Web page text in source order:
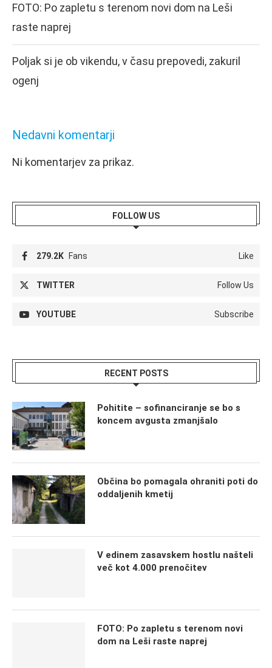
FOTO: Po zapletu s terenom novi dom na Leši
raste naprej
Poljak si je ob vikendu, v času prepovedi, zakuril
ogenj
Nedavni komentarji
Ni komentarjev za prikaz.
FOLLOW US
279.2K Fans Like
TWITTER Follow Us
YOUTUBE Subscribe
RECENT POSTS
Pohitite – sofinanciranje se bo s
koncem avgusta zmanjšalo
Občina bo pomagala ohraniti poti do
oddaljenih kmetij
V edinem zasavskem hostlu našteli
več kot 4.000 prenočitev
FOTO: Po zapletu s terenom novi
dom na Leši raste naprej